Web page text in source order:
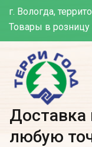
г. Вологда,
Товары в розницу
Доставка
любую